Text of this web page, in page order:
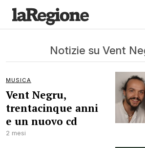
Notizie su Vent
MUSICA
Vent Negru,
trentacinque anni
e un nuovo cd
2 mesi